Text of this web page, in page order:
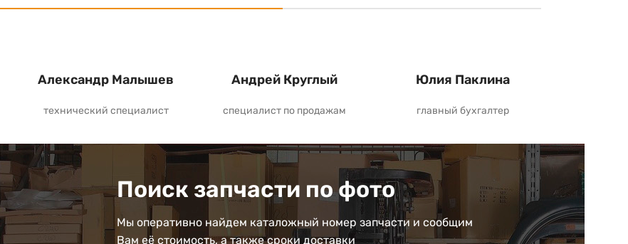
Александр Малышев
технический специалист
Андрей Круглый
специалист по продажам
Юлия Паклина
главный бухгалтер
Поиск запчасти по фото
Мы оперативно найдем каталожный номер запчасти и сообщим
Вам её стоимость, а также сроки доставки